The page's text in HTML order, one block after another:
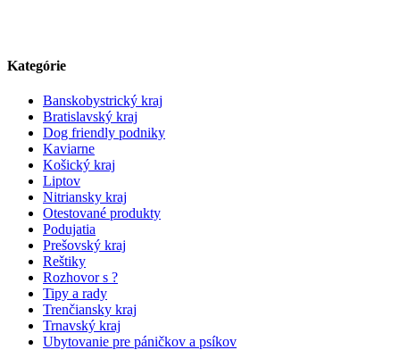
Kategórie
Banskobystrický kraj
Bratislavský kraj
Dog friendly podniky
Kaviarne
Košický kraj
Liptov
Nitriansky kraj
Otestované produkty
Podujatia
Prešovský kraj
Reštiky
Rozhovor s ?
Tipy a rady
Trenčiansky kraj
Trnavský kraj
Ubytovanie pre páničkov a psíkov